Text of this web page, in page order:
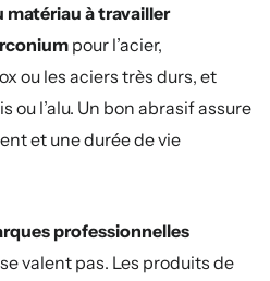
matériau à travailler
pour l’acier,
ou les aciers très durs, et
ou l’alu. Un bon abrasif assure
et une durée de vie
professionnelles
valent pas. Les produits de